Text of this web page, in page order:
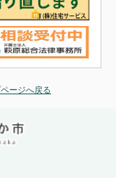
ページへ戻る